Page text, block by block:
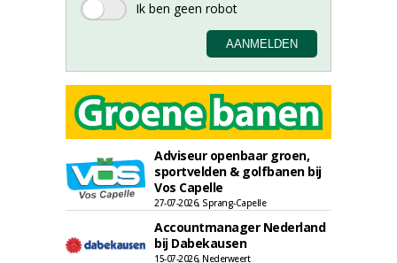
Adviseur openbaar groen,
sportvelden & golfbanen bij
Vos Capelle
27-07-2026, Sprang-Capelle
Accountmanager Nederland
bij Dabekausen
15-07-2026, Nederweert